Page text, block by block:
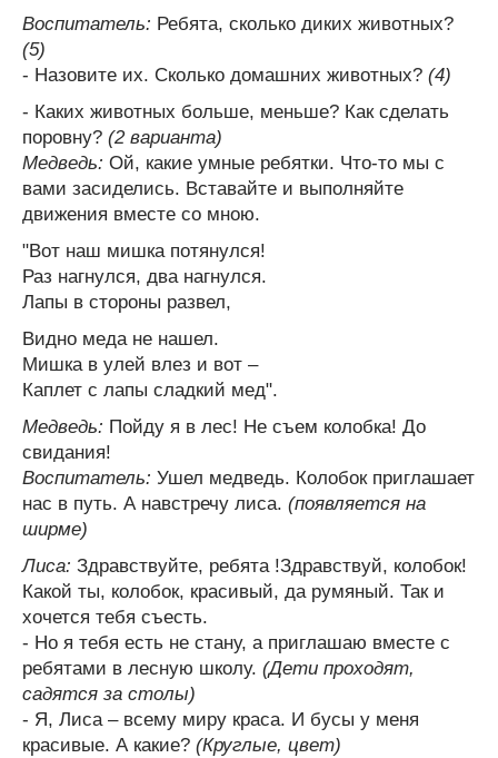
Воспитатель: Ребята, сколько диких животных?
(5)
- Назовите их. Сколько домашних животных? (4)
- Каких животных больше, меньше? Как сделать
поровну? (2 варианта)
Медведь: Ой, какие умные ребятки. Что-то мы с
вами засиделись. Вставайте и выполняйте
движения вместе со мною.
"Вот наш мишка потянулся!
Раз нагнулся, два нагнулся.
Лапы в стороны развел,
Видно меда не нашел.
Мишка в улей влез и вот –
Каплет с лапы сладкий мед".
Медведь: Пойду я в лес! Не съем колобка! До
свидания!
Воспитатель: Ушел медведь. Колобок приглашает
нас в путь. А навстречу лиса. (появляется на
ширме)
Лиса: Здравствуйте, ребята !Здравствуй, колобок!
Какой ты, колобок, красивый, да румяный. Так и
хочется тебя съесть.
- Но я тебя есть не стану, а приглашаю вместе с
ребятами в лесную школу. (Дети проходят,
садятся за столы)
- Я, Лиса – всему миру краса. И бусы у меня
красивые. А какие? (Круглые, цвет)